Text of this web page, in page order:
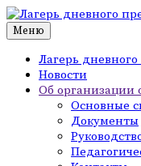
Перейти
к
контенту
Перейти
к
левой
боковой
панели
Перейти
к
нижнему
колонтитулу
Меню
Лагерь
Новости
Об организации
Основные
Документы